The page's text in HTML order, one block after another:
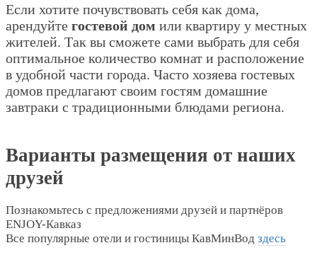
Если хотите почувствовать себя как дома,
арендуйте гостевой дом или квартиру у местных
жителей. Так вы сможете сами выбрать для себя
оптимальное количество комнат и расположение
в удобной части города. Часто хозяева гостевых
домов предлагают своим гостям домашние
завтраки с традиционными блюдами региона.
Варианты размещения от наших
друзей
Познакомьтесь с предложениями друзей и партнёров
ENJOY-Кавказ
Все популярные отели и гостиницы КавМинВод здесь